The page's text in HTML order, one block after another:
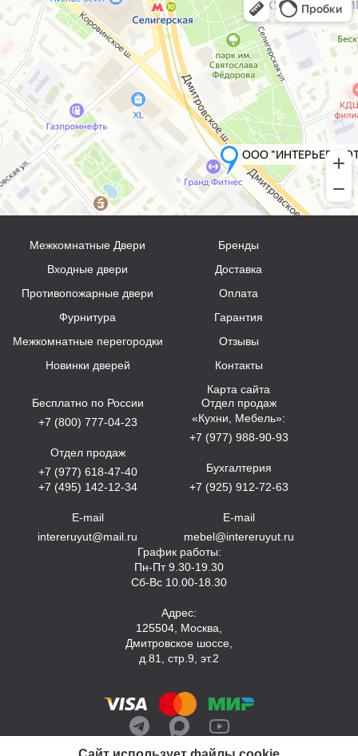
Межкомнатные Двери
Входные двери
Противопожарные двери
Фурнитура
Межкомнатные перегородки
Новинки дверей
Бренды
Доставка
Оплата
Гарантия
Отзывы
Контакты
Карта сайта
Бесплатно по России
+7 (800) 777-04-23
Отдел продаж
+7 (977) 618-47-40
+7 (495) 142-12-34
E-mail
intereruyut@mail.ru
Отдел продаж
«Кухни, Мебель»:
+7 (977) 988-90-93
Бухгалтерия
+7 (925) 912-72-63
E-mail
mebel@intereruyut.ru
График работы:
Пн-Пт 9.30-19.30
Сб-Вс 10.00-18.30
Адрес:
125504, Москва,
Дмитровское шоссе,
д.81, стр.9, эт.2